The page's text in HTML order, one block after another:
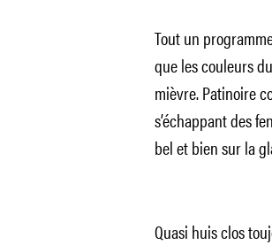
Tout un
que les couleurs
mièvre. Patinoire
s’échappant des
bel et bien sur la
Quasi huis clos